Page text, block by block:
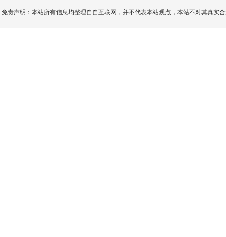
免责声明：本站所有信息均整理自自互联网，并不代表本站观点，本站不对其真实